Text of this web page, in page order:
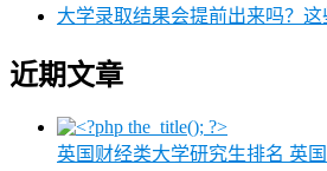
大学录取结果会提前出来吗？
近期文章
英国财经类大学研究生排名 英